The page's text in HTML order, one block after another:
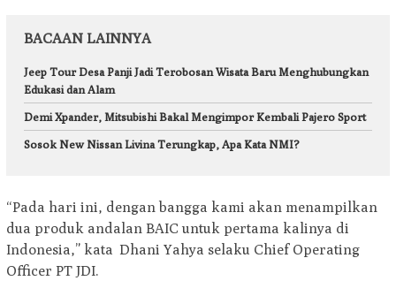
BACAAN LAINNYA
Jeep Tour Desa Panji Jadi Terobosan Wisata Baru Menghubungkan
Edukasi dan Alam
Demi Xpander, Mitsubishi Bakal Mengimpor Kembali Pajero Sport
Sosok New Nissan Livina Terungkap, Apa Kata NMI?
“Pada hari ini, dengan bangga kami akan menampilkan
dua produk andalan BAIC untuk pertama kalinya di
Indonesia,” kata Dhani Yahya selaku Chief Operating
Officer PT JDI.